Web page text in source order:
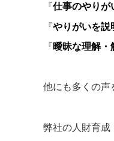
『仕事のやりが
『やりがいを説
『曖昧な理解
他にも多くの声
弊社の人財育成